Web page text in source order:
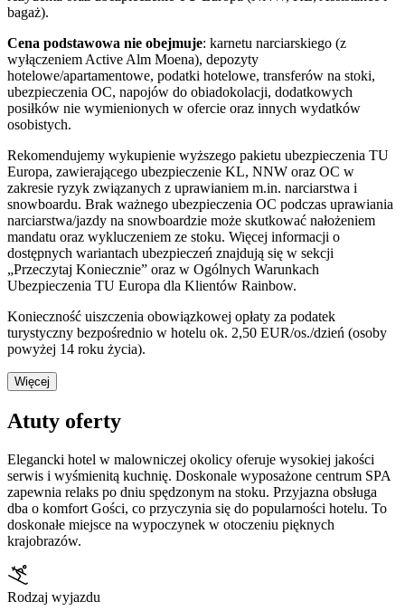
bagaż).
Cena podstawowa nie obejmuje: karnetu narciarskiego (z
wyłączeniem Active Alm Moena), depozyty
hotelowe/apartamentowe, podatki hotelowe, transferów na stoki,
ubezpieczenia OC, napojów do obiadokolacji, dodatkowych
posiłków nie wymienionych w ofercie oraz innych wydatków
osobistych.
Rekomendujemy wykupienie wyższego pakietu ubezpieczenia TU
Europa, zawierającego ubezpieczenie KL, NNW oraz OC w
zakresie ryzyk związanych z uprawianiem m.in. narciarstwa i
snowboardu. Brak ważnego ubezpieczenia OC podczas uprawiania
narciarstwa/jazdy na snowboardzie może skutkować nałożeniem
mandatu oraz wykluczeniem ze stoku. Więcej informacji o
dostępnych wariantach ubezpieczeń znajdują się w sekcji
„Przeczytaj Koniecznie” oraz w Ogólnych Warunkach
Ubezpieczenia TU Europa dla Klientów Rainbow.
Konieczność uiszczenia obowiązkowej opłaty za podatek
turystyczny bezpośrednio w hotelu ok. 2,50 EUR/os./dzień (osoby
powyżej 14 roku życia).
Więcej
Atuty oferty
Elegancki hotel w malowniczej okolicy oferuje wysokiej jakości
serwis i wyśmienitą kuchnię. Doskonale wyposażone centrum SPA
zapewnia relaks po dniu spędzonym na stoku. Przyjazna obsługa
dba o komfort Gości, co przyczynia się do popularności hotelu. To
doskonałe miejsce na wypoczynek w otoczeniu pięknych
krajobrazów.
Rodzaj wyjazdu